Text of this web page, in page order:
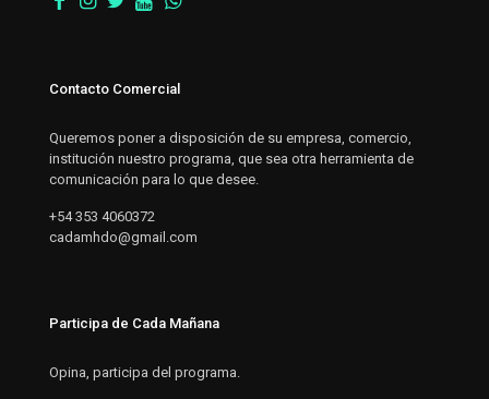
Contacto Comercial
Queremos poner a disposición de su empresa, comercio,
institución nuestro programa, que sea otra herramienta de
comunicación para lo que desee.
+54 353 4060372
cadamhdo@gmail.com
Participa de Cada Mañana
Opina, participa del programa.